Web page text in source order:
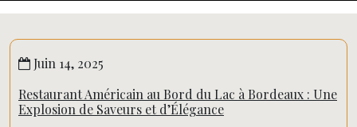
Juin 14, 2025
Restaurant Américain au Bord du Lac à Bordeaux : Une
Explosion de Saveurs et d’Élégance